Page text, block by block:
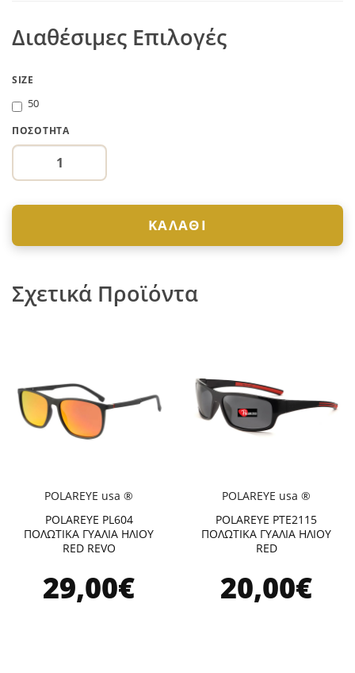
Διαθέσιμες Επιλογές
SIZE
50
ΠΟΣΌΤΗΤΑ
ΚΑΛΆΘΙ
Σχετικά Προϊόντα
POLAREYE usa ®
POLAREYE PL604
ΠΟΛΩΤΙΚΑ ΓΥΑΛΙΑ ΗΛΙΟΥ
RED REVO
29,00€
POLAREYE usa ®
POLAREYE PTE2115
ΠΟΛΩΤΙΚΑ ΓΥΑΛΙΑ ΗΛΙΟΥ
RED
20,00€